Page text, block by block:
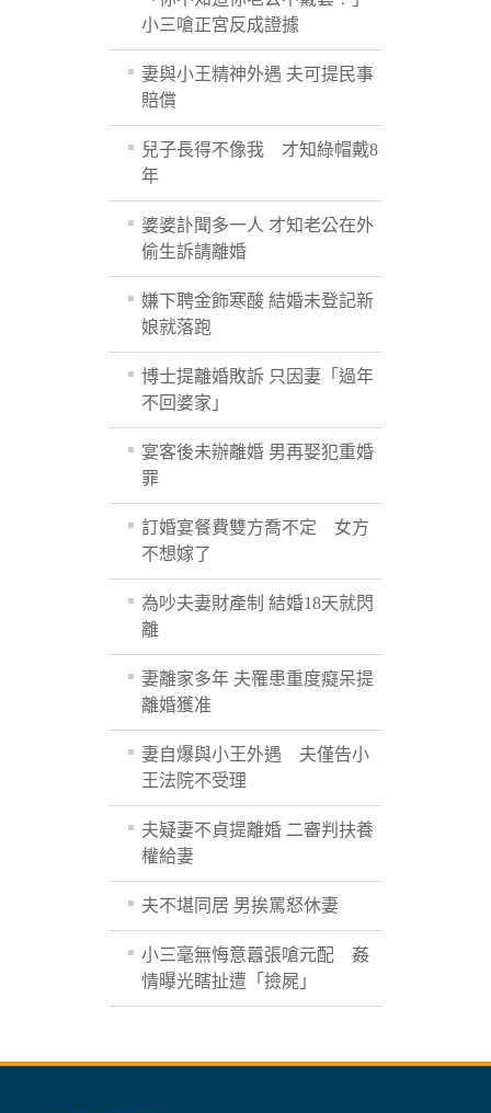
小三嗆正宮反成證據
妻與小王精神外遇 夫可提民事
賠償
兒子長得不像我 才知綠帽戴8
年
婆婆訃聞多一人 才知老公在外
偷生訴請離婚
嫌下聘金飾寒酸 結婚未登記新
娘就落跑
博士提離婚敗訴 只因妻「過年
不回婆家」
宴客後未辦離婚 男再娶犯重婚
罪
訂婚宴餐費雙方喬不定 女方
不想嫁了
為吵夫妻財產制 結婚18天就閃
離
妻離家多年 夫罹患重度癡呆提
離婚獲准
妻自爆與小王外遇 夫僅告小
王法院不受理
夫疑妻不貞提離婚 二審判扶養
權給妻
夫不堪同居 男挨罵怒休妻
小三毫無悔意囂張嗆元配 姦
情曝光瞎扯遭「撿屍」